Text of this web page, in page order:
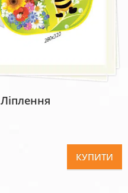
КУПИТИ